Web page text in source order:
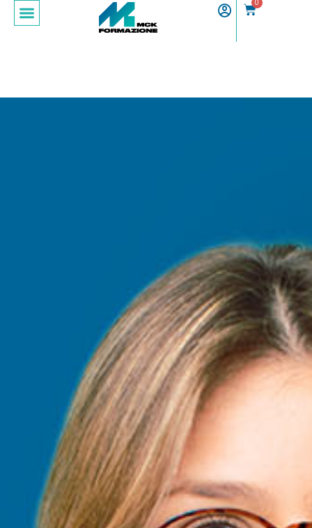
0
Sign in
Don’t have an account?Sign up
Lost your password?